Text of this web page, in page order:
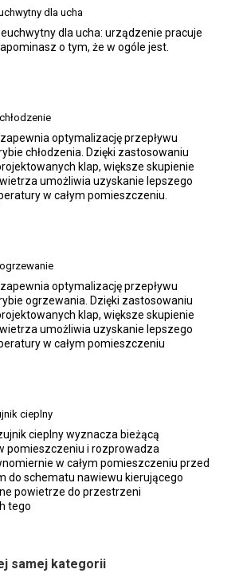
dla ucha
dla ucha: urządzenie pracuje
o tym, że w ogóle jest.
optymalizację przepływu
chłodzenia. Dzięki zastosowaniu
klap, większe skupienie
umożliwia uzyskanie lepszego
w całym pomieszczeniu.
optymalizację przepływu
ogrzewania. Dzięki zastosowaniu
klap, większe skupienie
umożliwia uzyskanie lepszego
w całym pomieszczeniu
cieplny
cieplny wyznacza bieżącą
pomieszczeniu i rozprowadza
w całym pomieszczeniu przed
do schematu nawiewu kierującego
powietrze do przestrzeni
tego
samej kategorii